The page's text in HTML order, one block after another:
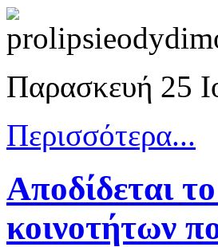
Παρασκευή 25
Περισσότερα...
Αποδίδεται
κοινοτήτων